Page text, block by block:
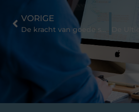
VORIGE
De kracht van goede service